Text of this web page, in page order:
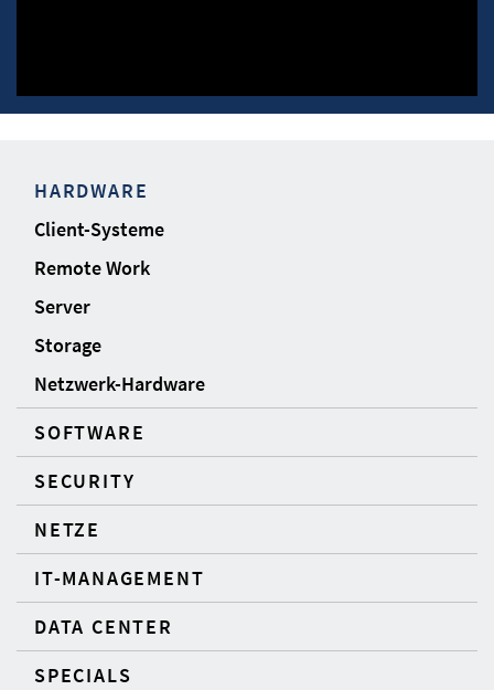
HARDWARE
Client-Systeme
Remote Work
Server
Storage
Netzwerk-Hardware
SOFTWARE
SECURITY
NETZE
IT-MANAGEMENT
DATA CENTER
SPECIALS